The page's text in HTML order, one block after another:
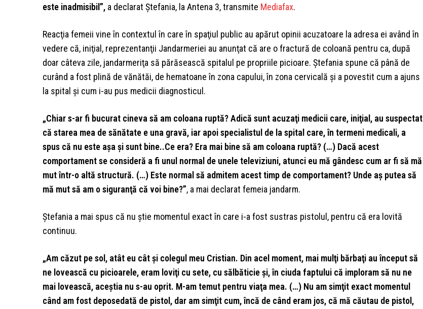
este inadmisibil”, a declarat Ştefania, la Antena 3, transmite Mediafax.
Reacţia femeii vine în contextul în care în spaţiul public au apărut opinii acuzatoare la adresa ei având în
vedere că, iniţial, reprezentanţii Jandarmeriei au anunţat că are o fractură de coloană pentru ca, după
doar câteva zile, jandarmeriţa să părăsească spitalul pe propriile picioare. Ştefania spune că până de
curând a fost plină de vănătăi, de hematoane în zona capului, în zona cervicală şi a povestit cum a ajuns
la spital şi cum i-au pus medicii diagnosticul.
„Chiar s-ar fi bucurat cineva să am coloana ruptă? Adică sunt acuzaţi medicii care, iniţial, au suspectat
că starea mea de sănătate e una gravă, iar apoi specialistul de la spital care, în termeni medicali, a
spus că nu este aşa şi sunt bine..Ce era? Era mai bine să am coloana ruptă? (…) Dacă acest
comportament se consideră a fi unul normal de unele televiziuni, atunci eu mă gândesc cum ar fi să mă
mut într-o altă structură. (…) Este normal să admitem acest timp de comportament? Unde aş putea să
mă mut să am o siguranţă că voi bine?”, a mai declarat femeia jandarm.
Ştefania a mai spus că nu ştie momentul exact în care i-a fost sustras pistolul, pentru că era lovită
continuu.
„Am căzut pe sol, atât eu cât şi colegul meu Cristian. Din acel moment, mai mulţi bărbaţi au început să
ne lovească cu picioarele, eram loviţi cu sete, cu sălbăticie şi, în ciuda faptului că imploram să nu ne
mai lovească, aceştia nu s-au oprit. M-am temut pentru viaţa mea. (…) Nu am simţit exact momentul
când am fost deposedată de pistol, dar am simţit cum, încă de când eram jos, că mă căutau de pistol,